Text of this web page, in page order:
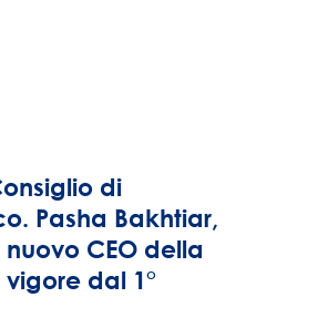
di
Pasha Bakhtiar,
CEO della
dal 1°